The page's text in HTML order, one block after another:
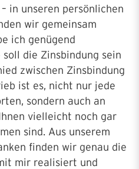
in unseren persönlichen
wir gemeinsam
ich genügend
die Zinsbindung sein
zwischen Zinsbindung
ist es, nicht nur jede
sondern auch an
vielleicht noch gar
sind. Aus unserem
finden wir genau die
mir realisiert und